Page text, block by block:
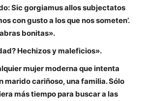
Sic gorgiamus allos subjectatos
con gusto a los que nos someten’.
bonitas».
Hechizos y maleficios».
mujer moderna que intenta
marido cariñoso, una familia. Sólo
más tiempo para buscar a las